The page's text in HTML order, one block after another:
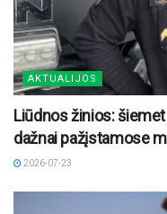
AKTUALIJOS
Liūdnos žinios:
dažnai pažįstamose
2026-07-23